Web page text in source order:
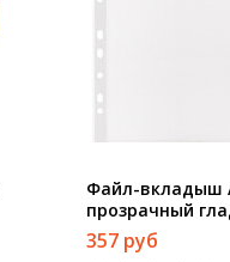
Файл-вкладыш
прозрачный
в упаковке
357 руб